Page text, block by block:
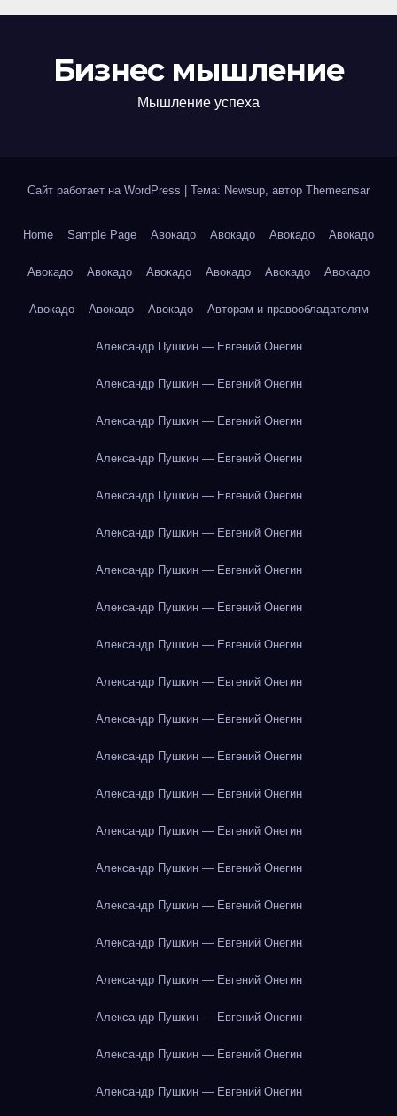
Бизнес мышление
Мышление успеха
Сайт работает на WordPress Тема: Newsup, автор Themeansar
Home Sample Page Авокадо Авокадо Авокадо Авокадо
Авокадо Авокадо Авокадо Авокадо Авокадо Авокадо
Авокадо Авокадо Авокадо Авторам и правообладателям
Александр Пушкин — Евгений Онегин
Александр Пушкин — Евгений Онегин
Александр Пушкин — Евгений Онегин
Александр Пушкин — Евгений Онегин
Александр Пушкин — Евгений Онегин
Александр Пушкин — Евгений Онегин
Александр Пушкин — Евгений Онегин
Александр Пушкин — Евгений Онегин
Александр Пушкин — Евгений Онегин
Александр Пушкин — Евгений Онегин
Александр Пушкин — Евгений Онегин
Александр Пушкин — Евгений Онегин
Александр Пушкин — Евгений Онегин
Александр Пушкин — Евгений Онегин
Александр Пушкин — Евгений Онегин
Александр Пушкин — Евгений Онегин
Александр Пушкин — Евгений Онегин
Александр Пушкин — Евгений Онегин
Александр Пушкин — Евгений Онегин
Александр Пушкин — Евгений Онегин
Александр Пушкин — Евгений Онегин